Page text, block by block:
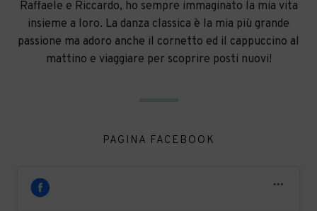
Raffaele e Riccardo, ho sempre immaginato la mia vita
insieme a loro. La danza classica è la mia più grande
passione ma adoro anche il cornetto ed il cappuccino al
mattino e viaggiare per scoprire posti nuovi!
PAGINA FACEBOOK